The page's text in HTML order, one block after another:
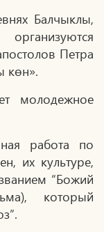
Балчыклы,
Петра
көн».
молодежное
работа по
их культуре,
“Божий
который